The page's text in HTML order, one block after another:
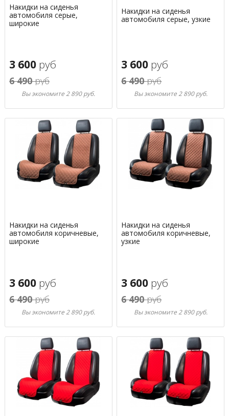
Накидки на сиденья
автомобиля серые,
широкие
3 600 руб
6 490руб
Вы экономите 2 890 руб.
Накидки на сиденья
автомобиля серые, узкие
3 600 руб
6 490руб
Вы экономите 2 890 руб.
Накидки на сиденья
автомобиля коричневые,
широкие
3 600 руб
6 490руб
Вы экономите 2 890 руб.
Накидки на сиденья
автомобиля коричневые,
узкие
3 600 руб
6 490руб
Вы экономите 2 890 руб.